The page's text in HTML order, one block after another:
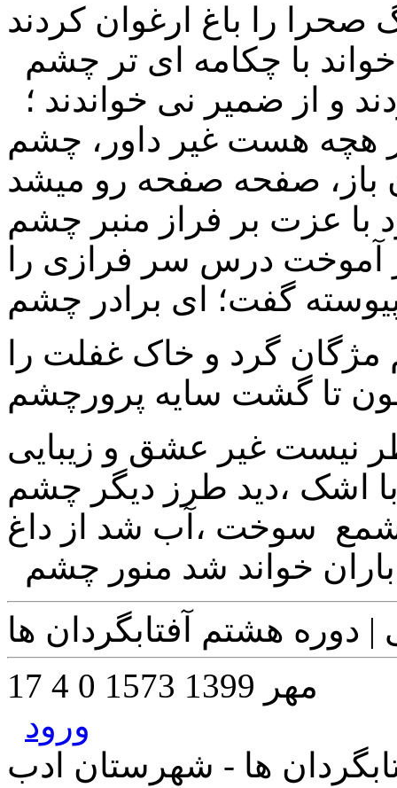
صحرا را باغ ارغوان کردند
با چکامه ای تر چشم
و از ضمیر نی خواندند ؛
هچه هست غیر داور، چشم
باز، صفحه صفحه رو میشد
عزت بر فراز منبر چشم
درس سر فرازی را
گفت؛ ای برادر چشم
مژگان گرد و خاک غفلت را
تا گشت سایه پرورچشم
نیست غیر عشق و زیبایی
اشک ،دید طرز دیگر چشم
سوخت ،آب شد از داغ
خواند شد منور چشم
| دوره هشتم آفتابگردان ها
17 مهر 1399
1573
0
4
ورود
ها - شهرستان ادب